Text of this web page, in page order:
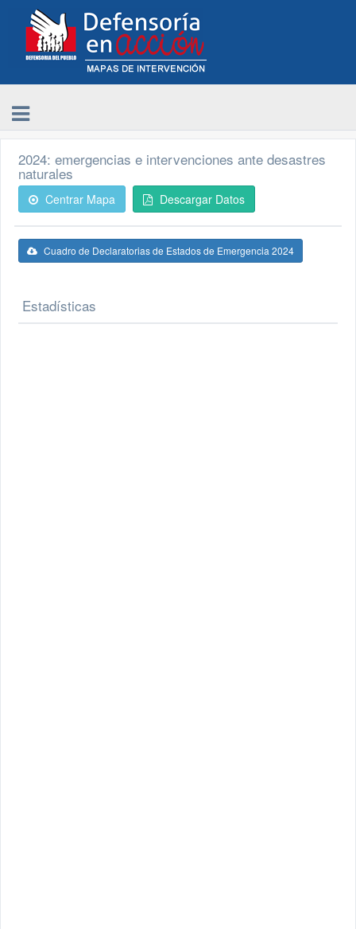
2024: emergencias e intervenciones ante desastres
naturales
Centrar Mapa Descargar Datos
Cuadro de Declaratorias de Estados de Emergencia 2024
Estadísticas